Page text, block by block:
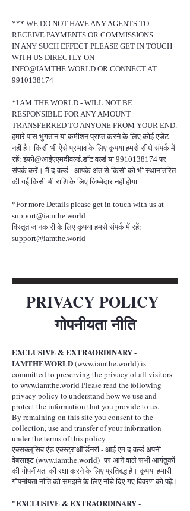
*** WE DO NOT HAVE ANY AGENTS TO
RECEIVE PAYMENTS OR COMMISSIONS.
IN ANY SUCH EFFECT PLEASE GET IN TOUCH
WITH US DIRECTLY ON
INFO@IAMTHE.WORLD OR CONNECT AT
9910138174
*I AM THE WORLD - WILL NOT BE
RESPONSIBLE FOR ANY AMOUNT
TRANSFERRED TO ANYONE FROM YOUR END.
हमारे पास भुगतान या कमीशन प्राप्त करने के लिए कोई एजेंट
नहीं है। किसी भी ऐसे प्रभाव के लिए कृपया हमसे सीधे संपर्क में
रहें: इंफो@आईएएमदीवर्ल्ड.डॉट वर्ल्ड या 9910138174पर
संपर्क करें। मैं द वर्ल्ड - आपके अंत से किसी को भी स्थानांतरित
की गई किसी भी राशि के लिए जिम्मेदार नहीं होगा
*For more Details please get in touch with us at
support@iamthe.world
विस्तृत जानकारी के लिए कृपया हमसे संपर्क में रहें:
support@iamthe.world
PRIVACY POLICY
गोपनीयता नीति
EXCLUSIVE & EXTRAORDINARY -
IAMTHEWORLD(www.iamthe.world) is
committed to preserving the privacy of all visitors
to www.iamthe.world Please read the following
privacy policy to understand how we use and
protect the information that you provide to us.
By remaining on this site you consent to the
collection, use and transfer of your information
under the terms of this policy.
एक्सक्लूसिव एंड एक्स्ट्राऑर्डिनरी - आई एम द वर्ल्ड अपनी
वेबसाइट (www.iamthe.world) पर आने वाले सभी आगंतुकों
की गोपनीयता की रक्षा करने के लिए प्रतिबद्ध है। कृपया हमारी
गोपनीयता नीति को समझने के लिए नीचे दिए गए विवरण को पढ़ें।
"EXCLUSIVE & EXTRAORDINARY -